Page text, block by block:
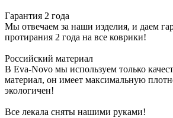
Гарантия 2 года
Мы отвечаем за наши изделия, и даем
протирания 2 года на все коврики!
Российский материал
В Eva-Novo мы используем только
материал, он имеет максимальную
экологичен!
Все лекала сняты нашими руками!